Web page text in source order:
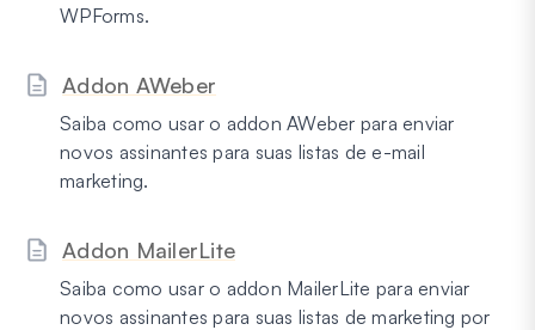
WPForms.
Addon AWeber
Saiba como usar o addon AWeber para enviar
novos assinantes para suas listas de e-mail
marketing.
Addon MailerLite
Saiba como usar o addon MailerLite para enviar
novos assinantes para suas listas de marketing por